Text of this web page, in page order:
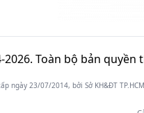
Toàn bộ bản quyền
ngày 23/07/2014, bởi Sở KH&ĐT